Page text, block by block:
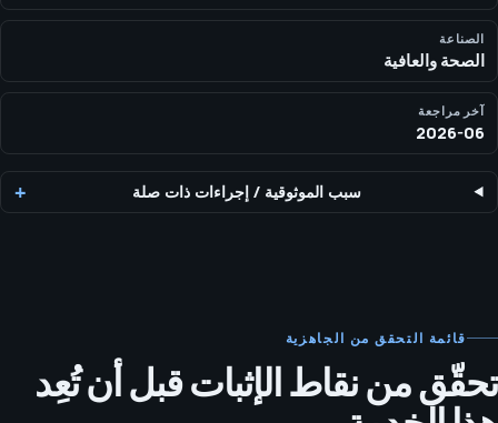
الصناعة
الصحة والعافية
آخر مراجعة
2026-06
سبب الموثوقية /إجراءات ذات صلة
قائمة التحقق من الجاهزية
تحقّق من نقاط الإثبات قبل أن تُعِد